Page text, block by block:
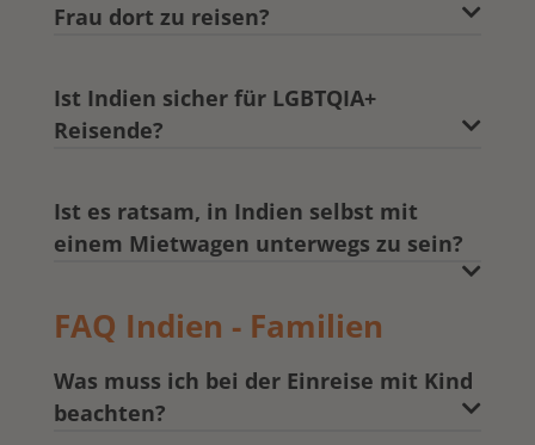
Frau dort zu reisen?
Ist Indien sicher für LGBTQIA+
Reisende?
Ist es ratsam, in Indien selbst mit
einem Mietwagen unterwegs zu sein?
FAQ Indien - Familien
Was muss ich bei der Einreise mit Kind
beachten?